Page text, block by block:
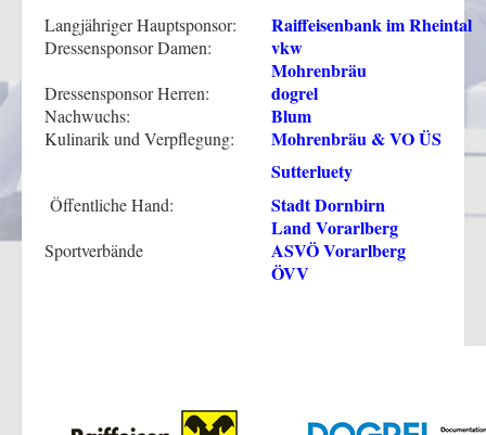
Langjähriger Hauptsponsor: Raiffeisenbank im Rheintal
Dressensponsor Damen:
vkw
Mohrenbräu
Dressensponsor Herren: dogrel
Nachwuchs: Blum
Kulinarik und Verpflegung:
Mohrenbräu & VO ÜS
Sutterluety
Öffentliche Hand:
Stadt Dornbirn
Land Vorarlberg
Sportverbände
ASVÖ Vorarlberg
ÖVV